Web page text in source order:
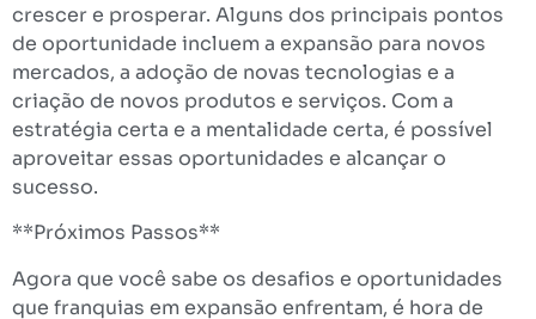
crescer e prosperar. Alguns dos principais pontos
de oportunidade incluem a expansão para novos
mercados, a adoção de novas tecnologias e a
criação de novos produtos e serviços. Com a
estratégia certa e a mentalidade certa, é possível
aproveitar essas oportunidades e alcançar o
sucesso.
**Próximos Passos**
Agora que você sabe os desafios e oportunidades
que franquias em expansão enfrentam, é hora de